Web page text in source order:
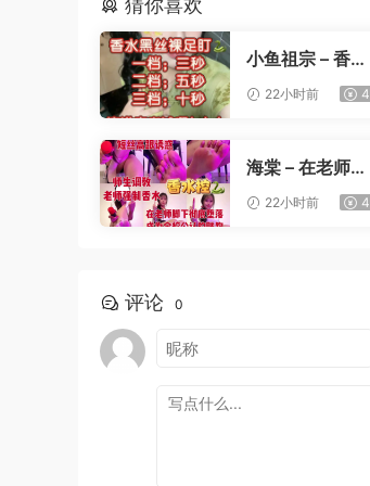
猜你喜欢
小鱼祖宗 – 香水
黑丝裸足盯射
22小时前 4
海棠 – 在老师办
22小时前 4
评论 0